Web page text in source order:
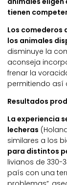
tienen
Los comederos
los animales
disminuye la
aconseja
frenar la
permitiendo así
Resultados
La experiencia
lecheras
similares a los
para distintos
livianos de 330-
país con una